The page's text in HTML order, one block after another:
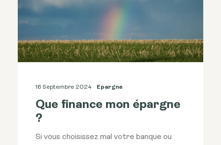
16 Septembre 2024 Epargne
Que finance mon épargne
?
Si vous choisissez mal votre banque ou